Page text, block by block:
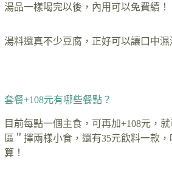
湯品一樣喝完以後，內用可以免費續！
湯料還真不少豆腐，正好可以讓口中濕
套餐+108元有哪些餐點？
目前每點一個主食，可再加+108元，
區＂擇兩樣小食，還有35元飲料一款
算！